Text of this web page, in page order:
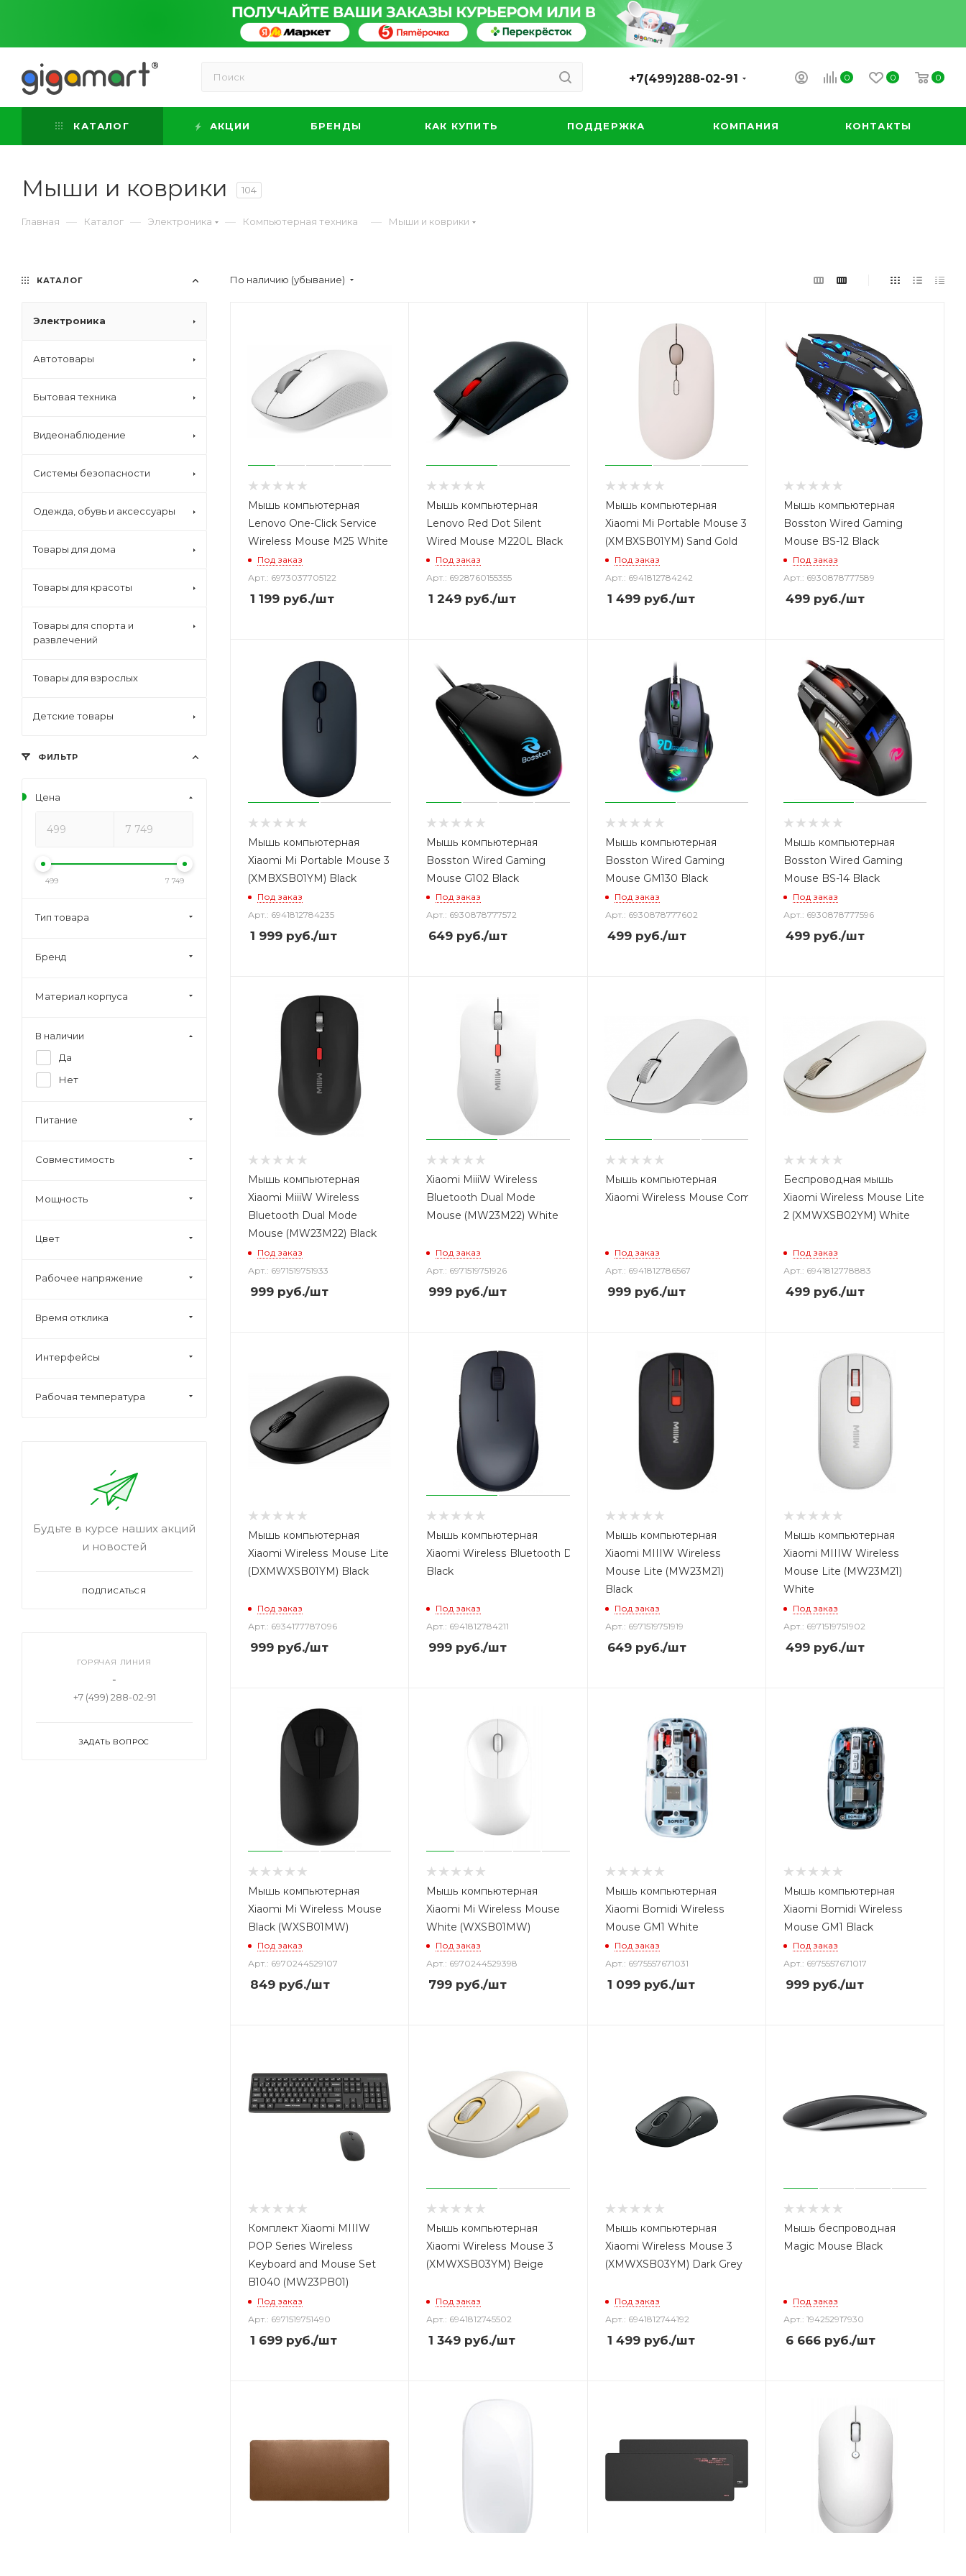
0 0 0
+7(499)288-02-91
КАТАЛОГ АКЦИИ БРЕНДЫ КАК КУПИТЬ ПОДДЕРЖКА КОМПАНИЯ КОНТАКТЫ
Мыши и коврики 104
Главная — Каталог — Электроника — Компьютерная техника — Мыши и коврики
По наличию (убывание)
Мышь компьютерная
Lenovo One-Click Service
Wireless Mouse M25 White
Под заказ
Арт.: 6973037705122
1 199 руб./шт
Мышь компьютерная
Lenovo Red Dot Silent
Wired Mouse M220L Black
Под заказ
Арт.: 6928760155355
1 249 руб./шт
Мышь компьютерная
Xiaomi Mi Portable Mouse 3
(XMBXSB01YM) Sand Gold
Под заказ
Арт.: 6941812784242
1 499руб./шт
Мышь компьютерная
Bosston Wired Gaming
Mouse BS-12 Black
Под заказ
Арт.: 6930878777589
499руб./шт
Мышь компьютерная
Xiaomi Mi Portable Mouse 3
(XMBXSB01YM) Black
Под заказ
Арт.: 6941812784235
1 999 руб./шт
Мышь компьютерная
Bosston Wired Gaming
Mouse G102 Black
Под заказ
Арт.: 6930878777572
649 руб./шт
Мышь компьютерная
Bosston Wired Gaming
Mouse GM130 Black
Под заказ
Арт.: 6930878777602
499руб./шт
Мышь компьютерная
Bosston Wired Gaming
Mouse BS-14 Black
Под заказ
Арт.: 6930878777596
499руб./шт
Мышь компьютерная
Xiaomi MiiiW Wireless
Bluetooth Dual Mode
Mouse (MW23M22) Black
Под заказ
Арт.: 6971519751933
999 руб./шт
Xiaomi MiiiW Wireless
Bluetooth Dual Mode
Mouse (MW23M22) White
Под заказ
Арт.: 6971519751926
999 руб./шт
Мышь компьютерная
Xiaomi Wireless Mouse Comfort Edition (XMWXSB04YM) White
Под заказ
Арт.: 6941812786567
999руб./шт
Беспроводная мышь
Xiaomi Wireless Mouse Lite
2 (XMWXSB02YM) White
Под заказ
Арт.: 6941812778883
499руб./шт
Мышь компьютерная
Xiaomi Wireless Mouse Lite
(DXMWXSB01YM) Black
Под заказ
Арт.: 6934177787096
999 руб./шт
Мышь компьютерная
Xiaomi Wireless Bluetooth Dual Mode Mouse 2 (XMSMSB01YM)
Black
Под заказ
Арт.: 6941812784211
999 руб./шт
Мышь компьютерная
Xiaomi MIIIW Wireless
Mouse Lite (MW23M21)
Black
Под заказ
Арт.: 6971519751919
649руб./шт
Мышь компьютерная
Xiaomi MIIIW Wireless
Mouse Lite (MW23M21)
White
Под заказ
Арт.: 6971519751902
499руб./шт
Мышь компьютерная
Xiaomi Mi Wireless Mouse
Black (WXSB01MW)
Под заказ
Арт.: 6970244529107
849 руб./шт
Мышь компьютерная
Xiaomi Mi Wireless Mouse
White (WXSB01MW)
Под заказ
Арт.: 6970244529398
799 руб./шт
Мышь компьютерная
Xiaomi Bomidi Wireless
Mouse GM1 White
Под заказ
Арт.: 6975557671031
1 099руб./шт
Мышь компьютерная
Xiaomi Bomidi Wireless
Mouse GM1 Black
Под заказ
Арт.: 6975557671017
999руб./шт
Комплект Xiaomi MIIIW
POP Series Wireless
Keyboard and Mouse Set
B1040 (MW23PB01)
Под заказ
Арт.: 6971519751490
1 699 руб./шт
Мышь компьютерная
Xiaomi Wireless Mouse 3
(XMWXSB03YM) Beige
Под заказ
Арт.: 6941812745502
1 349 руб./шт
Мышь компьютерная
Xiaomi Wireless Mouse 3
(XMWXSB03YM) Dark Grey
Под заказ
Арт.: 6941812744192
1 499руб./шт
Мышь беспроводная
Magic Mouse Black
Под заказ
Арт.: 194252917930
6 666руб./шт
КАТАЛОГ
Электроника
Автотовары
Бытовая техника
Видеонаблюдение
Системы безопасности
Одежда, обувь и аксессуары
Товары для дома
Товары для красоты
Товары для спорта и
развлечений
Товары для взрослых
Детские товары
ФИЛЬТР
Цена
499 7 749
Тип товара
Бренд
Материал корпуса
В наличии
Да
Нет
Питание
Совместимость
Мощность
Цвет
Рабочее напряжение
Время отклика
Интерфейсы
Рабочая температура
Будьте в курсе наших акций
и новостей
ПОДПИСАТЬСЯ
ГОРЯЧАЯ ЛИНИЯ
-
+7 (499) 288-02-91
ЗАДАТЬ ВОПРОС